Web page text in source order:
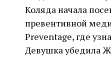
Коляда начала
превентивной
Preventage, где
Девушка убедила